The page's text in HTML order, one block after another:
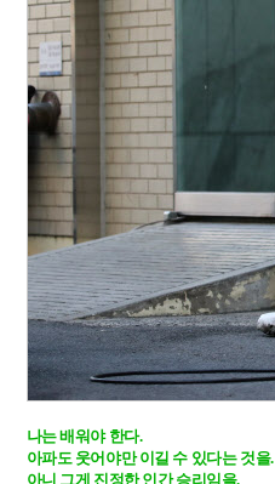
나는 배워야 한다.
아파도 웃어야만 이길 수 있다는 것을.
아니 그게 진정한 인간 승리임을.